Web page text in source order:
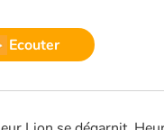
Ecouter